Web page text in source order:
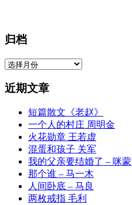
归档
归
近期文章
短篇散文《老赵》
一个人的村庄 周明金
火花勋章 王若虚
混蛋和孩子 关军
我的父亲要结婚了 – 咪蒙
那个谁 – 马一木
人间卧底 – 马良
两枚戒指 毛利